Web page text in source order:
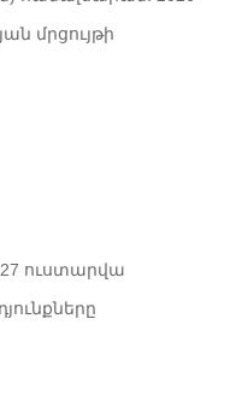
մրցույթի
ուստարվա